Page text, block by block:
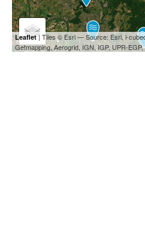
Leaflet| Tiles © Esri — Source: Esri, i-
Getmapping, Aerogrid, IGN, IGP, UPR-